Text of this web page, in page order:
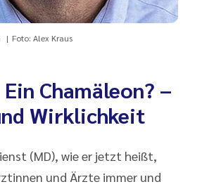
Foto: Alex Kraus
Chamäleon? –
Wirklichkeit
(MD), wie er jetzt heißt,
und Ärzte immer und